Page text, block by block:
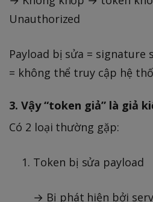
Unauthorized
Payload bị sửa = signature
= không thể truy cập hệ
3. Vậy “token giả” là giả
Có 2 loại thường gặp:
Token bị sửa payload
→ Bị phát hiện bởi